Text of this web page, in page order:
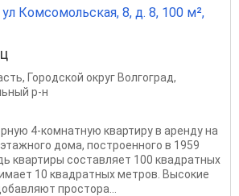
Комсомольская, 8, д. 8, 100 м²,
, Городской округ Волгоград,
р-н
4-комнатную квартиру в аренду на
дома, построенного в 1959
квартиры составляет 100 квадратных
10 квадратных метров. Высокие
простора...